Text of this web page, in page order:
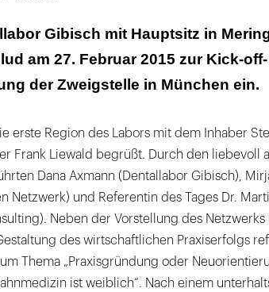
Gibisch mit Hauptsitz in
am 27. Februar 2015 zur Kick-off-
der Zweigstelle in München ein.
erste Region des Labors mit dem Inhaber
Frank Liewald begrüßt. Durch den liebevoll
Dana Axmann (Dentallabor Gibisch),
Netzwerk) und Referentin des Tages Dr.
Neben der Vorstellung des
des wirtschaftlichen Praxiserfolgs
Thema „Praxisgründung oder
ist weiblich“. Nach einem